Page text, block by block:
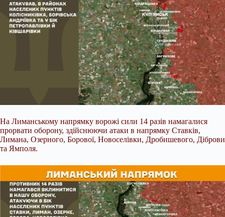
На Лиманському напрямку ворожі сили 14 разів намагалися
прорвати оборону, здійснюючи атаки в напрямку Ставків,
Лимана, Озерного, Борової, Новоселівки, Дробишевого, Діброви
та Ямполя.